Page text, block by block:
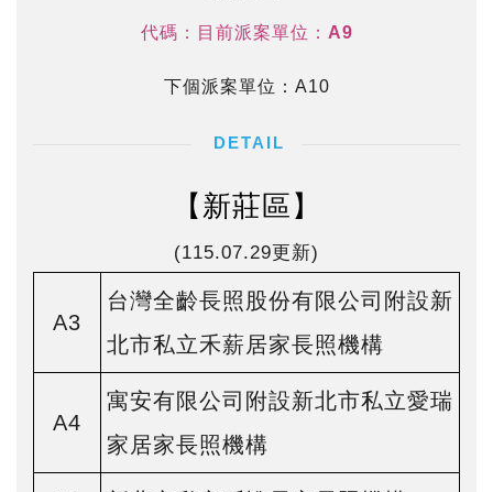
代碼：目前派案單位：A9
下個派案單位：A10
【新莊區】
(115.07.29更新)
A3
台灣全齡長照股份有限公司附設新
北市私立禾薪居家長照機構
A4
寓安有限公司附設新北市私立愛瑞
家居家長照機構